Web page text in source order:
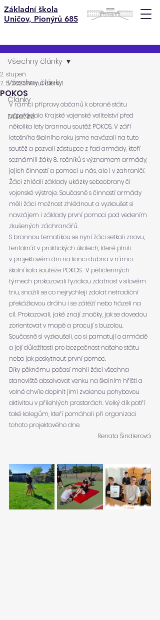
Základní škola
Uničov, Pionýrů 685
Všechny články
Články
Důležité
Všechny články
POKOS
2. stupeň
7. 5. 2025Minut čtení: 1
V rámci přípravy občanů k obraně státu
uspořádalo Krajské vojenské velitelství před
několika lety brannou soutěž POKOS. V září
letošního školního roku jsme navázali na tuto
soutěž a pozvali zástupce z řad armády, kteří
seznámili žáky 8. ročníků s významem armády,
jejich činností a pomoci u nás, ale i v zahraničí.
Žáci zhlédli základy ukázky sebeobrany či
vojenské výstroje. Současně s činností armády
měli žáci možnost zhlédnout a vyzkoušet si
navzájem i základy první pomoci pod vedením
zkušených záchranářů.
S brannou tematikou se nyní žáci setkali znovu,
tentokrát v praktických úkolech, které plnili
v projektovém dni na konci dubna v rámci
školní kola soutěže POKOS.  V pětičlenných
týmech prokazovali fyzickou zdatnost v silovém
triu, snažili se co nejrychleji zdolat netradiční
překážkovou dráhu i se zátěží nebo házeli na
cíl. Prokazovali, jaké znají značky, jak se dovedou
zorientovat v mapě a pracují s buzolou.
Současně si vyzkoušeli, co si pamatují o armádě
a její důležitosti pro bezpečnost našeho státu
nebo jak poskytnout první pomoc.
Díky pěknému počasí mohli žáci všechna
stanoviště absolvovat venku na školním hřišti a
volné chvíle doplnit jimi zvolenou pohybovou
aktivitou v přilehlých prostorách. Velký dík patří
také kolegům, kteří pomáhali při organizaci
tohoto projektového dne.
Renata Šindlerová